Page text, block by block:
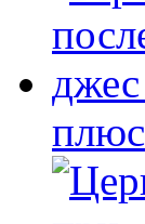
плюс